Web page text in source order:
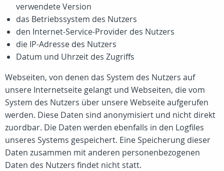
verwendete Version
das Betriebssystem des Nutzers
den Internet-Service-Provider des Nutzers
die IP-Adresse des Nutzers
Datum und Uhrzeit des Zugriffs
Webseiten, von denen das System des Nutzers auf
unsere Internetseite gelangt und Webseiten, die vom
System des Nutzers über unsere Webseite aufgerufen
werden. Diese Daten sind anonymisiert und nicht direkt
zuordbar. Die Daten werden ebenfalls in den Logfiles
unseres Systems gespeichert. Eine Speicherung dieser
Daten zusammen mit anderen personenbezogenen
Daten des Nutzers findet nicht statt.